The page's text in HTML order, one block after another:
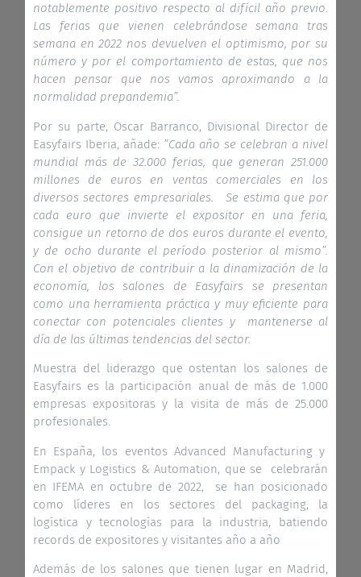
notablemente positivo respecto al difícil año previo.
Las ferias que vienen celebrándose semana tras
semana en 2022 nos devuelven el optimismo, por su
número y por el comportamiento de estas, que nos
hacen pensar que nos vamos aproximando a la
normalidad prepandemia”.
Por su parte, Oscar Barranco, Divisional Director de
Easyfairs Iberia, añade: ”Cada año se celebran a nivel
mundial más de 32.000 ferias, que generan 251.000
millones de euros en ventas comerciales en los
diversos sectores empresariales. Se estima que por
cada euro que invierte el expositor en una feria,
consigue un retorno de dos euros durante el evento,
y de ocho durante el período posterior al mismo”.
Con el objetivo de contribuir a la dinamización de la
economía, los salones de Easyfairs se presentan
como una herramienta práctica y muy eficiente para
conectar con potenciales clientes y mantenerse al
día de las últimas tendencias del sector.
Muestra del liderazgo que ostentan los salones de
Easyfairs es la participación anual de más de 1.000
empresas expositoras y la visita de más de 25.000
profesionales.
En España, los eventos Advanced Manufacturing y
Empack y Logistics & Automation, que se celebrarán
en IFEMA en octubre de 2022, se han posicionado
como líderes en los sectores del packaging, la
logística y tecnologías para la industria, batiendo
records de expositores y visitantes año a año
Además de los salones que tienen lugar en Madrid,